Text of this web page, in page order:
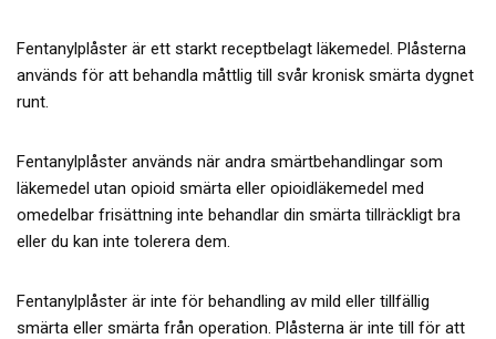
Fentanylplåster är ett starkt receptbelagt läkemedel. Plåsterna
används för att behandla måttlig till svår kronisk smärta dygnet
runt.
Fentanylplåster används när andra smärtbehandlingar som
läkemedel utan opioid smärta eller opioidläkemedel med
omedelbar frisättning inte behandlar din smärta tillräckligt bra
eller du kan inte tolerera dem.
Fentanylplåster är inte för behandling av mild eller tillfällig
smärta eller smärta från operation. Plåsterna är inte till för att